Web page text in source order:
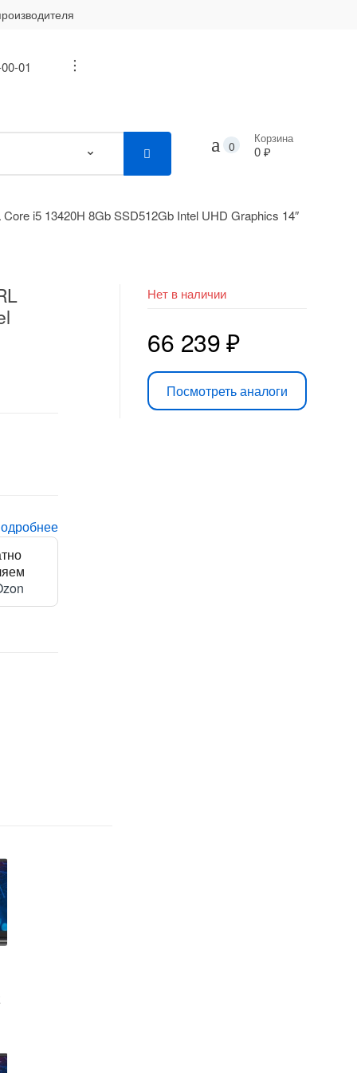
01 ...
0
Корзина
0 ₽
i5 13420H 8Gb SSD512Gb Intel UHD Graphics 14″
Нет в наличии
66 239₽
Посмотреть аналоги